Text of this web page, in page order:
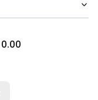
0.00